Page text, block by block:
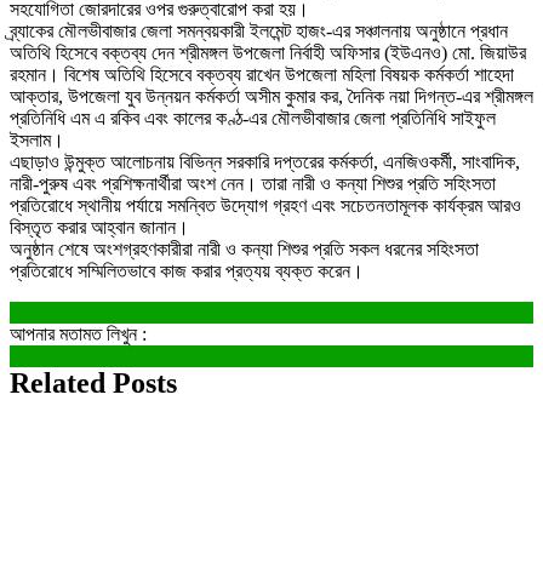
সহযোগিতা জোরদারের ওপর গুরুত্বারোপ করা হয়।
ব্র্যাকের মৌলভীবাজার জেলা সমন্বয়কারী ইলমেন্ট হাজং-এর সঞ্চালনায় অনুষ্ঠানে প্রধান
অতিথি হিসেবে বক্তব্য দেন শ্রীমঙ্গল উপজেলা নির্বাহী অফিসার (ইউএনও) মো. জিয়াউর
রহমান। বিশেষ অতিথি হিসেবে বক্তব্য রাখেন উপজেলা মহিলা বিষয়ক কর্মকর্তা শাহেদা
আক্তার, উপজেলা যুব উন্নয়ন কর্মকর্তা অসীম কুমার কর, দৈনিক নয়া দিগন্ত-এর শ্রীমঙ্গল
প্রতিনিধি এম এ রকিব এবং কালের কণ্ঠ-এর মৌলভীবাজার জেলা প্রতিনিধি সাইফুল
ইসলাম।
এছাড়াও উন্মুক্ত আলোচনায় বিভিন্ন সরকারি দপ্তরের কর্মকর্তা, এনজিওকর্মী, সাংবাদিক,
নারী-পুরুষ এবং প্রশিক্ষনার্থীরা অংশ নেন। তারা নারী ও কন্যা শিশুর প্রতি সহিংসতা
প্রতিরোধে স্থানীয় পর্যায়ে সমন্বিত উদ্যোগ গ্রহণ এবং সচেতনতামূলক কার্যক্রম আরও
বিস্তৃত করার আহ্বান জানান।
অনুষ্ঠান শেষে অংশগ্রহণকারীরা নারী ও কন্যা শিশুর প্রতি সকল ধরনের সহিংসতা
প্রতিরোধে সম্মিলিতভাবে কাজ করার প্রত্যয় ব্যক্ত করেন।
আপনার মতামত লিখুন :
Related Posts